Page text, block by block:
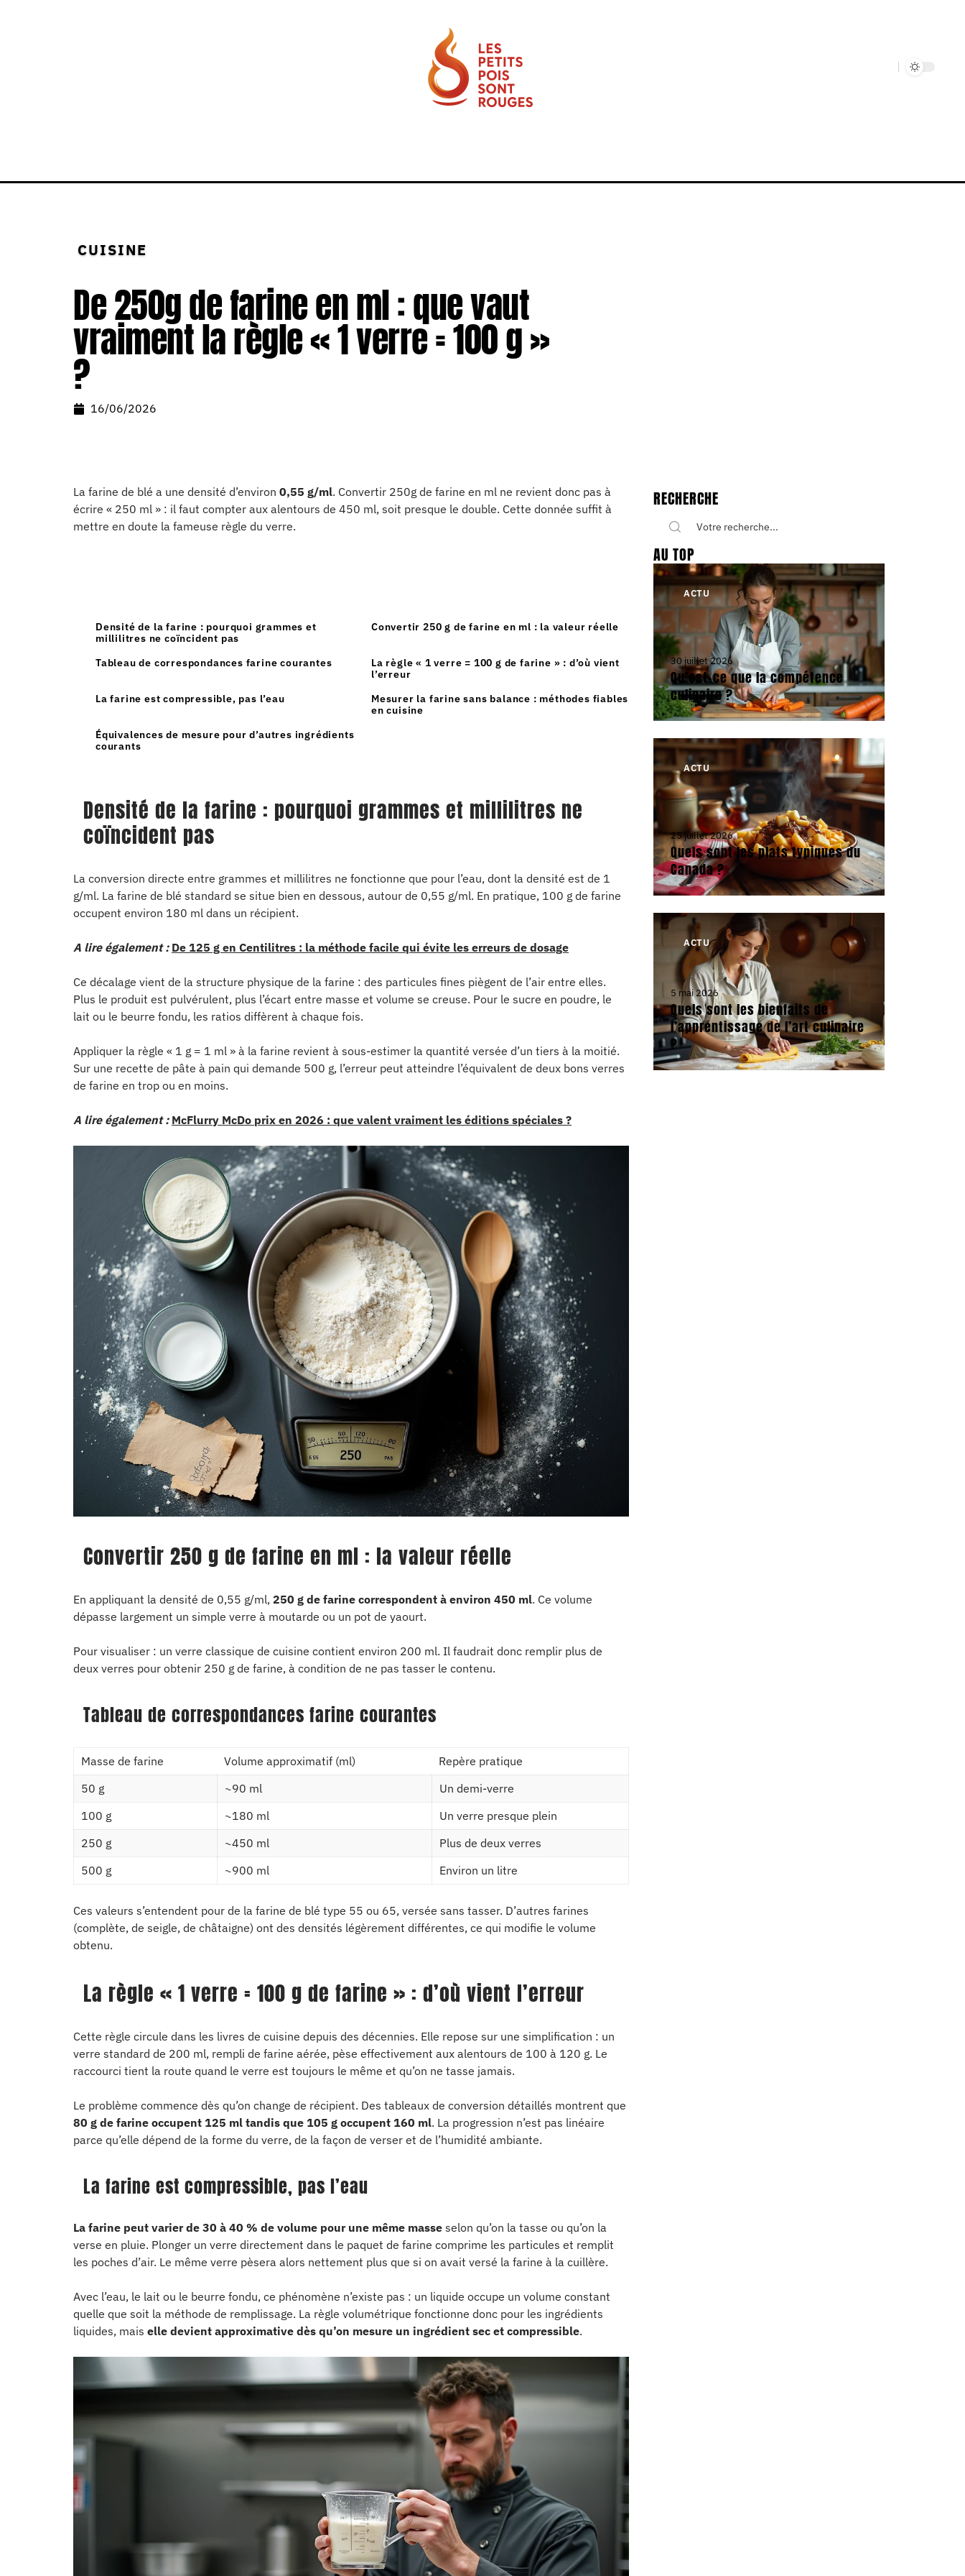
CUISINE
De 250g de farine en ml : que vaut
vraiment la règle « 1 verre = 100 g »
?
16/06/2026
La farine de blé a une densité d’environ 0,55 g/ml. Convertir 250g de farine en ml ne revient donc pas à
écrire « 250 ml » : il faut compter aux alentours de 450 ml, soit presque le double. Cette donnée suffit à
mettre en doute la fameuse règle du verre.
Densité de la farine : pourquoi grammes et
millilitres ne coïncident pas
Convertir 250 g de farine en ml : la valeur réelle
Tableau de correspondances farine courantes
La règle « 1 verre = 100 g de farine » : d’où vient
l’erreur
La farine est compressible, pas l’eau
Mesurer la farine sans balance : méthodes fiables
en cuisine
Équivalences de mesure pour d’autres ingrédients
courants
Densité de la farine : pourquoi grammes et millilitres ne
coïncident pas
La conversion directe entre grammes et millilitres ne fonctionne que pour l’eau, dont la densité est de 1
g/ml. La farine de blé standard se situe bien en dessous, autour de 0,55 g/ml. En pratique, 100 g de farine
occupent environ 180 ml dans un récipient.
A lire également : De 125 g en Centilitres : la méthode facile qui évite les erreurs de dosage
Ce décalage vient de la structure physique de la farine : des particules fines piègent de l’air entre elles.
Plus le produit est pulvérulent, plus l’écart entre masse et volume se creuse. Pour le sucre en poudre, le
lait ou le beurre fondu, les ratios diffèrent à chaque fois.
Appliquer la règle « 1 g = 1 ml » à la farine revient à sous-estimer la quantité versée d’un tiers à la moitié.
Sur une recette de pâte à pain qui demande 500 g, l’erreur peut atteindre l’équivalent de deux bons verres
de farine en trop ou en moins.
A lire également : McFlurry McDo prix en 2026 : que valent vraiment les éditions spéciales ?
Convertir 250 g de farine en ml : la valeur réelle
En appliquant la densité de 0,55 g/ml, 250 g de farine correspondent à environ 450 ml. Ce volume
dépasse largement un simple verre à moutarde ou un pot de yaourt.
Pour visualiser : un verre classique de cuisine contient environ 200 ml. Il faudrait donc remplir plus de
deux verres pour obtenir 250 g de farine, à condition de ne pas tasser le contenu.
Tableau de correspondances farine courantes
Masse de farine Volume approximatif (ml)
Repère pratique
50 g
~90 ml
Un demi-verre
100 g
~180 ml
Un verre presque plein
250 g
~450 ml
Plus de deux verres
500 g
~900 ml Environ un litre
Ces valeurs s’entendent pour de la farine de blé type 55 ou 65, versée sans tasser. D’autres farines
(complète, de seigle, de châtaigne) ont des densités légèrement différentes, ce qui modifie le volume
obtenu.
La règle « 1 verre = 100 g de farine » : d’où vient l’erreur
Cette règle circule dans les livres de cuisine depuis des décennies. Elle repose sur une simplification : un
verre standard de 200 ml, rempli de farine aérée, pèse effectivement aux alentours de 100 à 120 g. Le
raccourci tient la route quand le verre est toujours le même et qu’on ne tasse jamais.
Le problème commence dès qu’on change de récipient. Des tableaux de conversion détaillés montrent que
80 g de farine occupent 125 ml tandis que 105 g occupent 160 ml. La progression n’est pas linéaire
parce qu’elle dépend de la forme du verre, de la façon de verser et de l’humidité ambiante.
La farine est compressible, pas l’eau
La farine peut varier de 30 à 40 % de volume pour une même masse selon qu’on la tasse ou qu’on la
verse en pluie. Plonger un verre directement dans le paquet de farine comprime les particules et remplit
les poches d’air. Le même verre pèsera alors nettement plus que si on avait versé la farine à la cuillère.
Avec l’eau, le lait ou le beurre fondu, ce phénomène n’existe pas : un liquide occupe un volume constant
quelle que soit la méthode de remplissage. La règle volumétrique fonctionne donc pour les ingrédients
liquides, mais elle devient approximative dès qu’on mesure un ingrédient sec et compressible.
RECHERCHE
AU TOP
ACTU
30 juillet 2026
Qu’est-ce que la compétence
culinaire ?
ACTU
25 juillet 2026
Quels sont les plats typiques du
Canada ?
ACTU
5 mai 2026
Quels sont les bienfaits de
l’apprentissage de l’art culinaire
?